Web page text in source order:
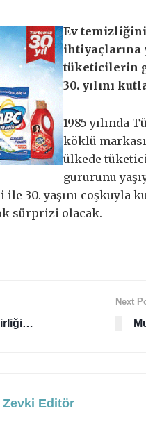
Ev
ihtiyaçlarına
tüketicilerin
30. yılını
1985 yılında
köklü
ülkede
gururunu
30. yaşını coşkuyla
sürprizi olacak.
Next
Zevki Editör